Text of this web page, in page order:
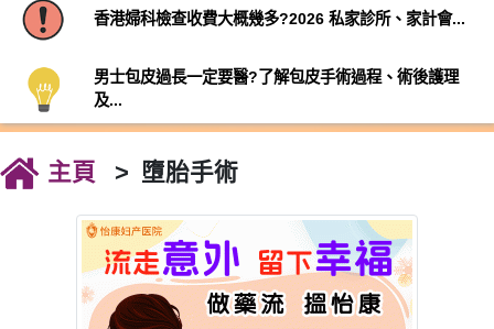
香港婦科檢查收費大概幾多?2026 私家診所、家計會...
男士包皮過長一定要醫?了解包皮手術過程、術後護理
及...
主頁 墮胎手術